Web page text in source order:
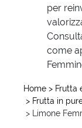
per
come
Home > Frutta
> Frutta in
> Limone